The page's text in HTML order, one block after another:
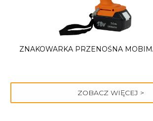
ZNAKOWARKA PRZENOŚNA
ZOBACZ WIĘCEJ >